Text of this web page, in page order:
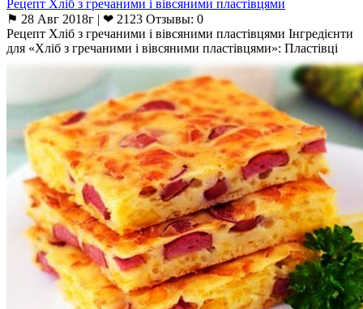
Рецепт Хліб з гречаними і вівсяними пластівцями
⚑ 28 Авг 2018г | ❤ 2123 Отзывы: 0
Рецепт Хліб з гречаними і вівсяними пластівцями Інгредієнти
для «Хліб з гречаними і вівсяними пластівцями»: Пластівці